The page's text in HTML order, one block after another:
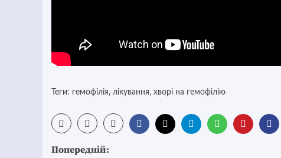
Теги: гемофілія, лікування, хворі на гемофілію
Post
Попередній: